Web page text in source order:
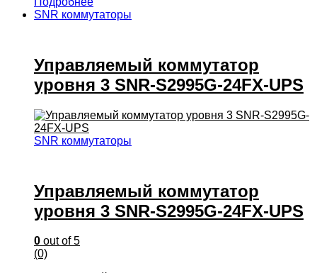
SNR коммутаторы
Управляемый коммутатор
уровня 3 SNR-S2995G-24FX-UPS
SNR коммутаторы
Управляемый коммутатор
уровня 3 SNR-S2995G-24FX-UPS
0 out of 5
(0)